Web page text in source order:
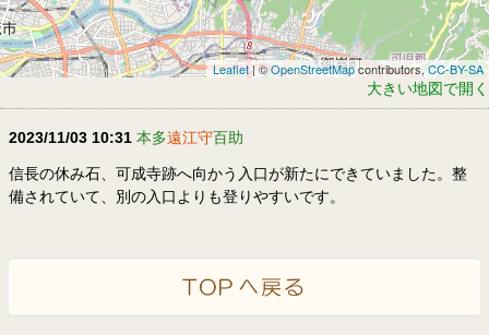
Leaflet| ©OpenStreetMapcontributors,CC-BY-SA
大きい地図で開く
2023/11/03 10:31 本多遠江守百助
信長の休み石、可成寺跡へ向かう入口が新たにできていました。整
備されていて、別の入口よりも登りやすいです。